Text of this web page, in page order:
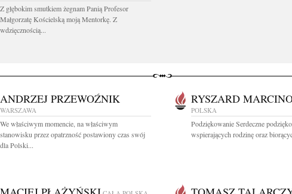
Z głębokim smutkiem żegnam Panią Profesor
Małgorzatę Kościelską moją Mentorkę. Z
wdzięcznością...
ANDRZEJ PRZEWOŹNIK
WARSZAWA
We właściwym momencie, na właściwym
stanowisku przez opatrzność postawiony czas swój
dla Polski...
RYSZARD
POLSKA
Podziękowanie Serdeczne
wspierających rodzinę oraz